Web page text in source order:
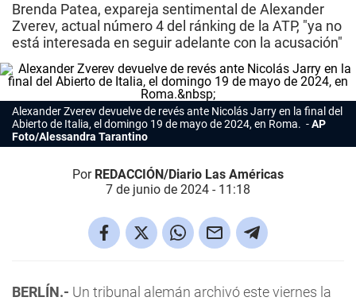
Brenda Patea, expareja sentimental de Alexander
Zverev, actual número 4 del ránking de la ATP, "ya no
está interesada en seguir adelante con la acusación"
Alexander Zverev devuelve de revés ante Nicolás Jarry en la final del
Abierto de Italia, el domingo 19 de mayo de 2024, en Roma.
AP
Foto/Alessandra Tarantino
Por REDACCIÓN/Diario Las Américas
7 de junio de 2024 - 11:18
BERLÍN.- Un tribunal alemán archivó este viernes la